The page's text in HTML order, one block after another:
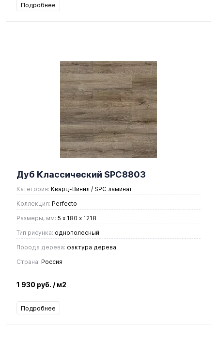
Подробнее
Дуб Классический SPC8803
Категория: Кварц-Винил / SPC ламинат
Коллекция: Perfecto
Размеры, мм: 5 х 180 х 1218
Тип рисунка: однополосный
Порода дерева: фактура дерева
Страна: Россия
1 930 руб. / м2
Подробнее